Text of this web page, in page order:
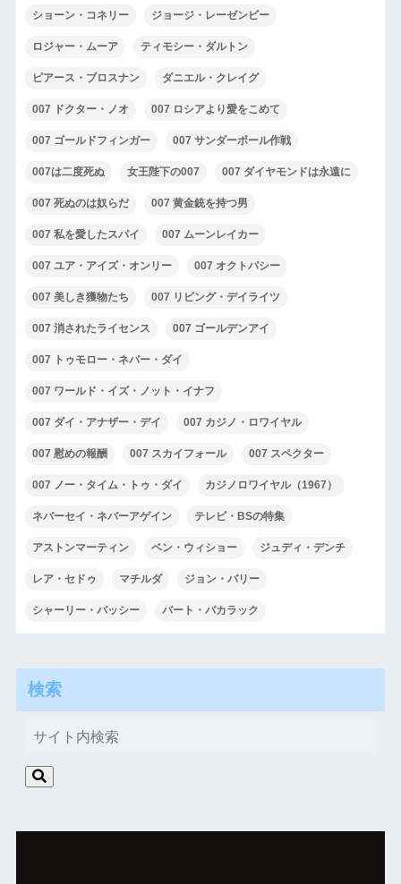
ショーン・コネリー ジョージ・レーゼンビー
ロジャー・ムーア ティモシー・ダルトン
ピアース・ブロスナン ダニエル・クレイグ
007 ドクター・ノオ 007 ロシアより愛をこめて
007 ゴールドフィンガー 007 サンダーボール作戦
007は二度死ぬ 女王陛下の007 007 ダイヤモンドは永遠に
007 死ぬのは奴らだ 007 黄金銃を持つ男
007 私を愛したスパイ 007 ムーンレイカー
007 ユア・アイズ・オンリー 007 オクトパシー
007 美しき獲物たち 007 リビング・デイライツ
007 消されたライセンス 007 ゴールデンアイ
007 トゥモロー・ネバー・ダイ
007 ワールド・イズ・ノット・イナフ
007 ダイ・アナザー・デイ 007 カジノ・ロワイヤル
007 慰めの報酬 007 スカイフォール 007 スペクター
007 ノー・タイム・トゥ・ダイ カジノロワイヤル（1967）
ネバーセイ・ネバーアゲイン テレビ・BSの特集
アストンマーティン ベン・ウィショー ジュディ・デンチ
レア・セドゥ マチルダ ジョン・バリー
シャーリー・バッシー バート・バカラック
検索